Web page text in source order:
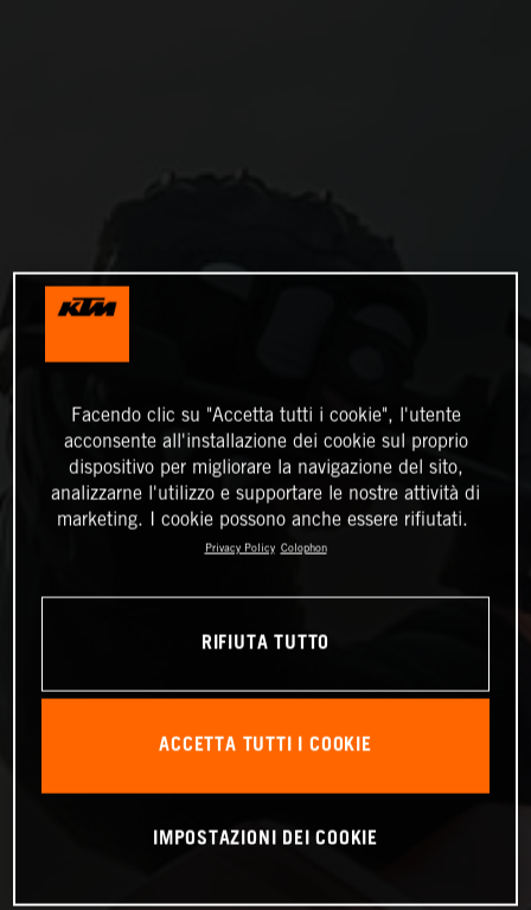
Facendo clic su "Accetta tutti i cookie", l'utente
acconsente all'installazione dei cookie sul proprio
dispositivo per migliorare la navigazione del sito,
analizzarne l'utilizzo e supportare le nostre attività di
marketing. I cookie possono anche essere rifiutati.
Privacy Policy Colophon
RIFIUTA TUTTO
ACCETTA TUTTI I COOKIE
IMPOSTAZIONI DEI COOKIE